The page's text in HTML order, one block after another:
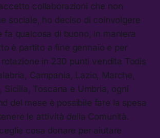
collaborazioni che non
sociale, ho deciso di coinvolgere
fa qualcosa di buono, in maniera
è partito a fine gennaio e per
rotazione in 230 punti vendita Todis
Campania, Lazio, Marche,
Sicilia, Toscana e Umbria, ogni
del mese è possibile fare la spesa
le attività della Comunità.
cosa donare per aiutare